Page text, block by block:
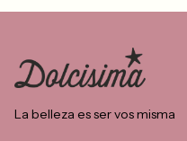
La belleza es ser vos misma